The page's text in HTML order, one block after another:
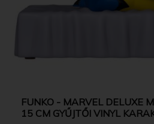
FUNKO - MARVEL DELUXE
15 CM GYŰJTŐI VINYL